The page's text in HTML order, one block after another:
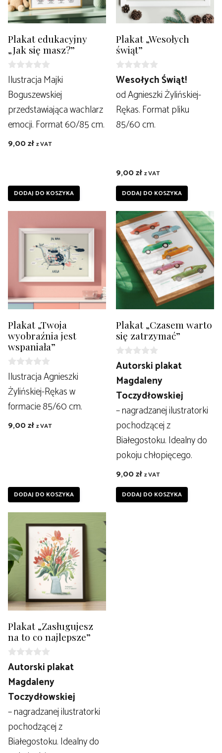
Plakat edukacyjny
„Jak się masz?”
0
z
5
Ilustracja Majki
Boguszewskiej
przedstawiająca wachlarz
emocji. Format 60/85 cm.
9,00zł z VAT
DODAJ DO KOSZYKA
Plakat „Wesołych
świąt”
0
z
5
Wesołych Świąt!
od Agnieszki Żylińskiej-
Rękas. Format pliku
85/60 cm.
9,00zł z VAT
DODAJ DO KOSZYKA
Plakat „Twoja
wyobraźnia jest
wspaniała”
0
z
5
Ilustracja Agnieszki
Żylińskiej-Rękas w
formacie 85/60 cm.
9,00zł z VAT
DODAJ DO KOSZYKA
Plakat „Czasem warto
się zatrzymać”
0
z
5
Autorski plakat
Magdaleny
Toczydłowskiej
– nagradzanej ilustratorki
pochodzącej z
Białegostoku. Idealny do
pokoju chłopięcego.
9,00zł z VAT
DODAJ DO KOSZYKA
Plakat „Zasługujesz
na to co najlepsze”
0
z
5
Autorski plakat
Magdaleny
Toczydłowskiej
– nagradzanej ilustratorki
pochodzącej z
Białegostoku. Idealny do